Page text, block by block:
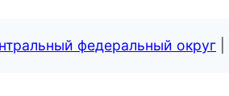
федеральный округ